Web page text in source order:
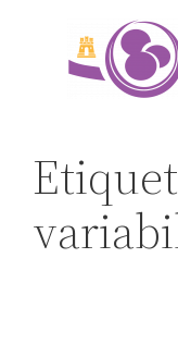
contenido